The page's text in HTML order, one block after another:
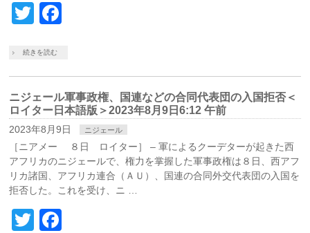
Twitter
続きを読む
ニジェール軍事政権、国連などの合同代表団の入国拒否＜
ロイター日本語版＞2023年8月9日6:12 午前
2023年8月9日 ニジェール
［ニアメー ８日 ロイター］ – 軍によるクーデターが起きた西
アフリカのニジェールで、権力を掌握した軍事政権は８日、西アフ
リカ諸国、アフリカ連合（ＡＵ）、国連の合同外交代表団の入国を
拒否した。これを受け、ニ …
Twitter